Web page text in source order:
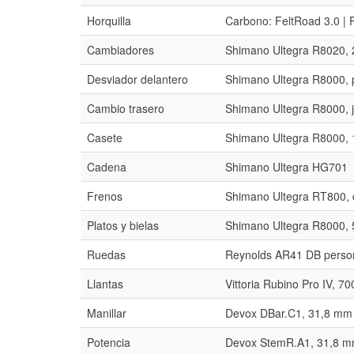
Horquilla
Carbono: FeltRoad 3.0 |
Cambiadores
Shimano Ultegra R8020,
Desviador delantero
Shimano Ultegra R8000,
Cambio trasero
Shimano Ultegra
Casete
Shimano Ultegra R8000,
Cadena
Shimano Ultegra HG701
Frenos
Shimano Ultegra
Platos y bielas
Shimano Ultegra R8000,
Ruedas
Reynolds AR41 DB
Llantas
Vittoria Rubino Pro IV,
Manillar
Devox DBar.C1, 31,8
Potencia
Devox StemR.A1, 31,8